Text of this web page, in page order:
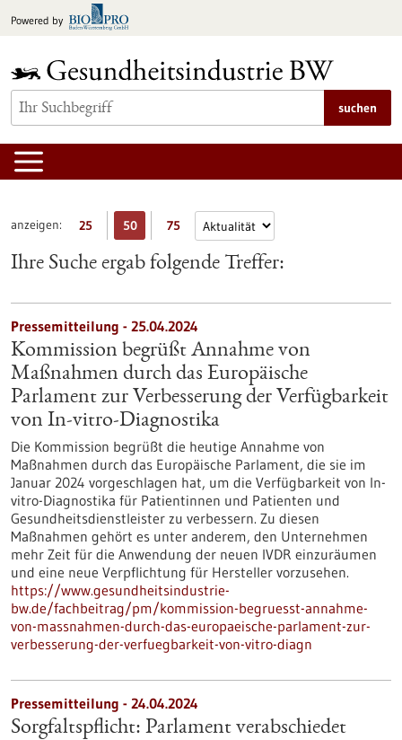
Inhalt
Powered by
suchen
anzeigen: 25 50 75
Ihre Suche ergab folgende Treffer:
Pressemitteilung - 25.04.2024
Kommission begrüßt Annahme von
Maßnahmen durch das Europäische
Parlament zur Verbesserung der Verfügbarkeit
von In-vitro-Diagnostika
Die Kommission begrüßt die heutige Annahme von
Maßnahmen durch das Europäische Parlament, die sie im
Januar 2024 vorgeschlagen hat, um die Verfügbarkeit von In-
vitro-Diagnostika für Patientinnen und Patienten und
Gesundheitsdienstleister zu verbessern. Zu diesen
Maßnahmen gehört es unter anderem, den Unternehmen
mehr Zeit für die Anwendung der neuen IVDR einzuräumen
und eine neue Verpflichtung für Hersteller vorzusehen.
https://www.gesundheitsindustrie-
bw.de/fachbeitrag/pm/kommission-begruesst-annahme-
von-massnahmen-durch-das-europaeische-parlament-zur-
verbesserung-der-verfuegbarkeit-von-vitro-diagn
Pressemitteilung - 24.04.2024
Sorgfaltspflicht: Parlament verabschiedet